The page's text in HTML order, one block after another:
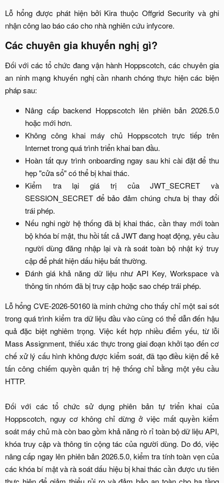
Lỗ hổng được phát hiện bởi Kira thuộc Offgrid Security và ghi
nhận công lao báo cáo cho nhà nghiên cứu infycore.​
Các chuyên gia khuyến nghị gì?​
Đối với các tổ chức đang vận hành Hoppscotch, các chuyên gia
an ninh mạng khuyến nghị cần nhanh chóng thực hiện các biện
pháp sau:​
Nâng cấp backend Hoppscotch lên phiên bản 2026.5.0
hoặc mới hơn.​
Không công khai máy chủ Hoppscotch trực tiếp trên
Internet trong quá trình triển khai ban đầu.​
Hoàn tất quy trình onboarding ngay sau khi cài đặt để thu
hẹp "cửa sổ" có thể bị khai thác.​
Kiểm tra lại giá trị của JWT_SECRET và
SESSION_SECRET để bảo đảm chúng chưa bị thay đổi
trái phép.​
Nếu nghi ngờ hệ thống đã bị khai thác, cần thay mới toàn
bộ khóa bí mật, thu hồi tất cả JWT đang hoạt động, yêu cầu
người dùng đăng nhập lại và rà soát toàn bộ nhật ký truy
cập để phát hiện dấu hiệu bất thường.​
Đánh giá khả năng dữ liệu như API Key, Workspace và
thông tin nhóm đã bị truy cập hoặc sao chép trái phép.​
Lỗ hổng CVE-2026-50160 là minh chứng cho thấy chỉ một sai sót
trong quá trình kiểm tra dữ liệu đầu vào cũng có thể dẫn đến hậu
quả đặc biệt nghiêm trọng. Việc kết hợp nhiều điểm yếu, từ lỗi
Mass Assignment, thiếu xác thực trong giai đoạn khởi tạo đến cơ
chế xử lý cấu hình không được kiểm soát, đã tạo điều kiện để kẻ
tấn công chiếm quyền quản trị hệ thống chỉ bằng một yêu cầu
HTTP.
Đối với các tổ chức sử dụng phiên bản tự triển khai của
Hoppscotch, nguy cơ không chỉ dừng ở việc mất quyền kiểm
soát máy chủ mà còn bao gồm khả năng rò rỉ toàn bộ dữ liệu API,
khóa truy cập và thông tin cộng tác của người dùng. Do đó, việc
nâng cấp ngay lên phiên bản 2026.5.0, kiểm tra tính toàn vẹn của
các khóa bí mật và rà soát dấu hiệu bị khai thác cần được ưu tiên